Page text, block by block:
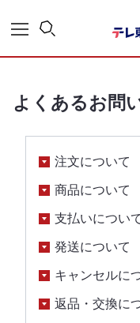
よくあるお問
注文について
商品について
支払いについ
発送について
キャンセルに
返品・交換に